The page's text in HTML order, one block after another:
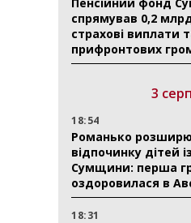
спрямував 0,2 млрд
страхові виплати
прифронтових
3
18:54
Романько
відпочинку дітей
Сумщини: перша
оздоровилася в
18:31